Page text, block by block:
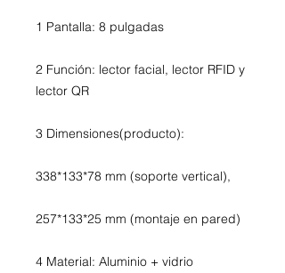
1 Pantalla: 8 pulgadas
2 Función: lector facial, lector RFID y
lector QR
3 Dimensiones(producto):
338*133*78 mm (soporte vertical),
257*133*25 mm (montaje en pared)
4 Material: Aluminio + vidrio